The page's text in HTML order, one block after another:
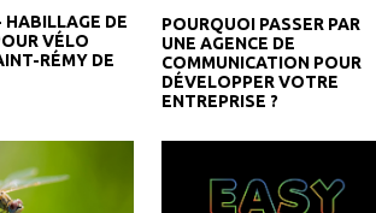
HABILLAGE DE
VÉLO
RÉMY DE
POURQUOI PASSER PAR
UNE AGENCE DE
COMMUNICATION POUR
DÉVELOPPER VOTRE
ENTREPRISE ?